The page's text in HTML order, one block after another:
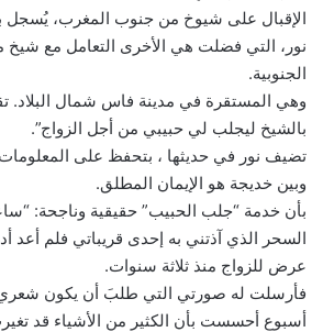
الإقبال على شيوخ من جنوب المغرب، يُسجل
نور، التي فضلت هي الأخرى التعامل مع شيخ
الجنوبية.
وهي المستقرة في مدينة فاس شمال البلاد.
بالشيخ ليجلب لي حبيبي من أجل الزواج”.
تضيف نور في حديثها ، بتحفظ على
وبين خديجة هو الإيمان المطلق.
بأن خدمة “جلب الحبيب” حقيقية وناجحة:
السحر الذي آذتني به إحدى قريباتي فلم أعد
عرض للزواج منذ ثلاثة سنوات.
فأرسلت له صورتي التي طلبَ أن يكون شعري
أسبوع أحسست بأن الكثير من الأشياء قد